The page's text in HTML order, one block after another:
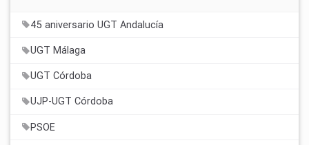
45 aniversario UGT Andalucía
UGT Málaga
UGT Córdoba
UJP-UGT Córdoba
PSOE